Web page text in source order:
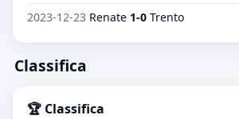
2023-12-23 Renate 1-0 Trento
Classifica
🏆 Classifica